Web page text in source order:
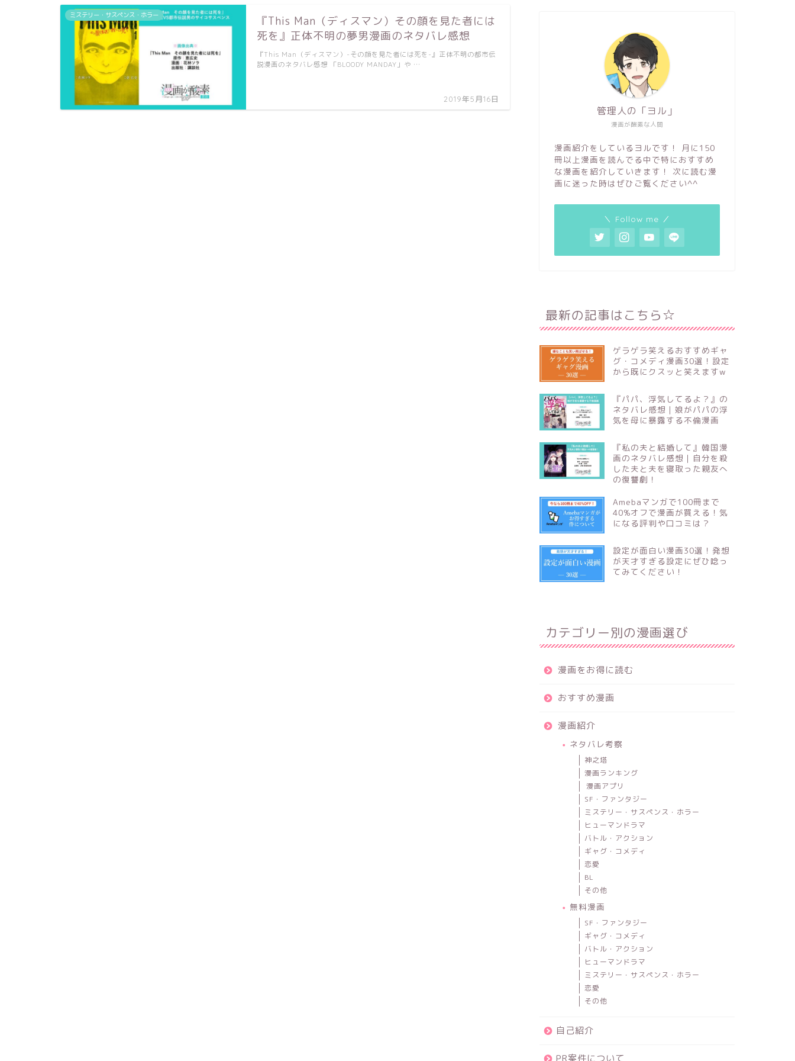
ミステリー・サスペンス・ホラー
『This Man（ディスマン）その顔を見た者には
死を』正体不明の夢男漫画のネタバレ感想
2019年5月16日
『This Man（ディスマン）-その顔を見た者には死を-』正体不明の都市伝
説漫画のネタバレ感想 「BLOODY MANDAY」や …
漫画が酸素な人間
管理人の「ヨル」
漫画紹介をしているヨルです！ 月に150
冊以上漫画を読んでる中で特におすすめ
な漫画を紹介していきます！ 次に読む漫
画に迷った時はぜひご覧ください^^
＼ Follow me ／
最新の記事はこちら☆
ゲラゲラ笑えるおすすめギャ
グ・コメディ漫画30選！設定
から既にクスッと笑えますw
『パパ、浮気してるよ？』の
ネタバレ感想｜娘がパパの浮
気を母に暴露する不倫漫画
『私の夫と結婚して』韓国漫
画のネタバレ感想｜自分を殺
した夫と夫を寝取った親友へ
の復讐劇！
Amebaマンガで100冊まで
40%オフで漫画が買える！気
になる評判や口コミは？
設定が面白い漫画30選！発想
が天才すぎる設定にぜひ唸っ
てみてください！
カテゴリー別の漫画選び
漫画をお得に読む
おすすめ漫画
漫画紹介
ネタバレ考察
神之塔
漫画ランキング
漫画アプリ
SF・ファンタジー
ミステリー・サスペンス・ホラー
ヒューマンドラマ
バトル・アクション
ギャグ・コメディ
恋愛
BL
その他
無料漫画
SF・ファンタジー
ギャグ・コメディ
バトル・アクション
ヒューマンドラマ
ミステリー・サスペンス・ホラー
恋愛
その他
自己紹介
PR案件について